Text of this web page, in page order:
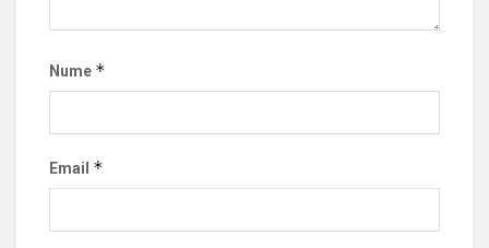
Nume *
Email *